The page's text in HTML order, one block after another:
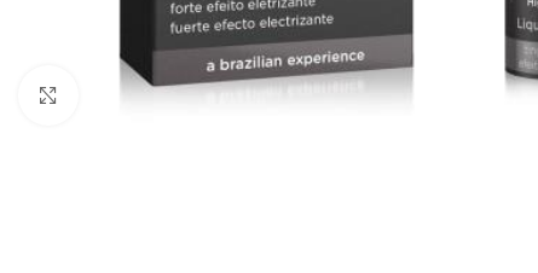
Click to enlarge